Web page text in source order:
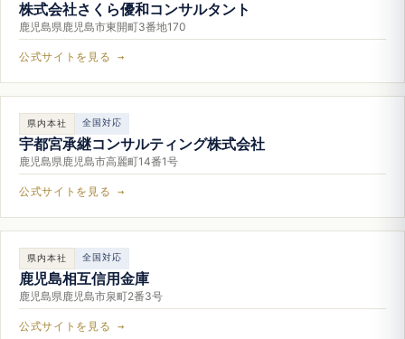
株式会社さくら優和コンサルタント
鹿児島県鹿児島市東開町3番地170
公式サイトを見る →
県内本社 全国対応
宇都宮承継コンサルティング株式会社
鹿児島県鹿児島市高麗町14番1号
公式サイトを見る →
県内本社 全国対応
鹿児島相互信用金庫
鹿児島県鹿児島市泉町2番3号
公式サイトを見る →